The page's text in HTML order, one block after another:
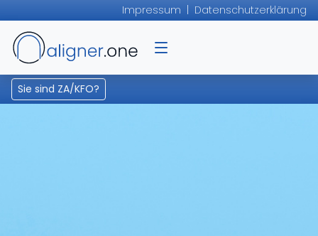
Impressum Datenschutzerklärung
Sie sind ZA/KFO?